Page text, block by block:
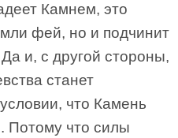
Камнем, это
фей, но и подчинит
и, с другой стороны,
станет
что Камень
Потому что силы